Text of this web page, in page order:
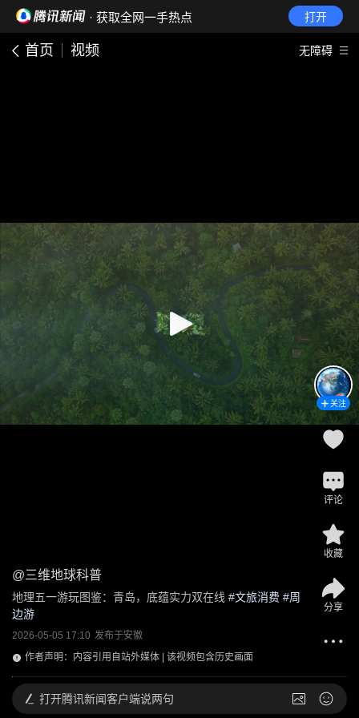
· 获取全网一手热点 打开
首页 视频 无障碍
@三维地球科普
地理五一游玩图鉴：青岛，底蕴实力双在线 #文旅消费 #周
边游
2026-05-05 17:10 发布于安徽
作者声明：内容引用自站外媒体 | 该视频包含历史画面
关注
评论
收藏
分享
打开腾讯新闻客户端说两句